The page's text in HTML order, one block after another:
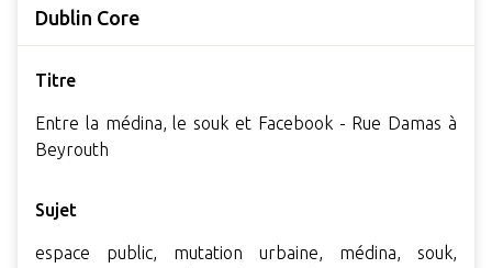
Dublin Core
Titre
Entre la médina, le souk et Facebook - Rue Damas à
Beyrouth
Sujet
espace public, mutation urbaine, médina, souk,